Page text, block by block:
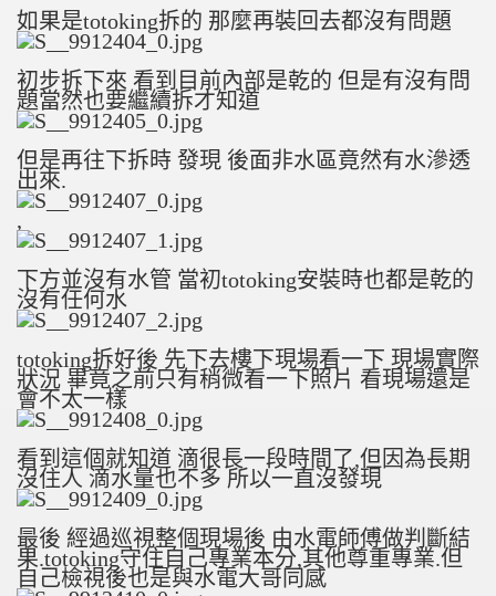
如果是totoking拆的 那麼再裝回去都沒有問題
初步拆下來 看到目前內部是乾的 但是有沒有問
題當然也要繼續拆才知道
但是再往下拆時 發現 後面非水區竟然有水滲透
出來.
,
下方並沒有水管 當初totoking安裝時也都是乾的
沒有任何水
totoking拆好後 先下去樓下現場看一下 現場實際
狀況 畢竟之前只有稍微看一下照片 看現場還是
會不太一樣
看到這個就知道 滴很長一段時間了,但因為長期
沒住人 滴水量也不多 所以一直沒發現
最後 經過巡視整個現場後 由水電師傅做判斷結
果.totoking守住自己專業本分,其他尊重專業.但
自己檢視後也是與水電大哥同感